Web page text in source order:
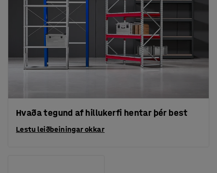
Hvaða tegund af hillukerfi hentar þér best
Lestu leiðbeiningar okkar